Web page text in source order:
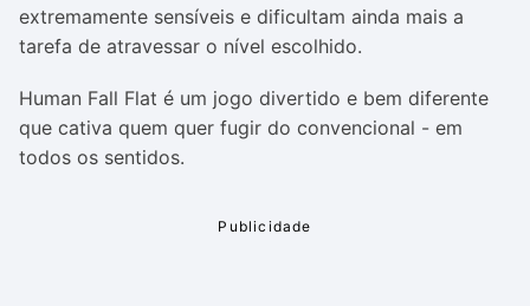
extremamente sensíveis e dificultam ainda mais a
tarefa de atravessar o nível escolhido.
Human Fall Flat é um jogo divertido e bem diferente
que cativa quem quer fugir do convencional - em
todos os sentidos.